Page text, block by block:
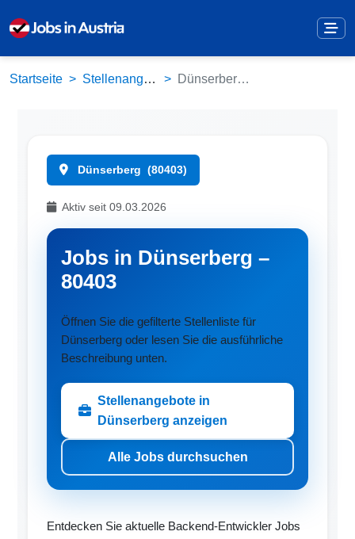
Startseite Stellenangebote Dünserberg (80403)
Dünserberg (80403)
Aktiv seit 09.03.2026
Jobs in Dünserberg –
80403
Öffnen Sie die gefilterte Stellenliste für
Dünserberg oder lesen Sie die ausführliche
Beschreibung unten.
Stellenangebote in
Dünserberg anzeigen
Alle Jobs durchsuchen
Entdecken Sie aktuelle Backend-Entwickler Jobs